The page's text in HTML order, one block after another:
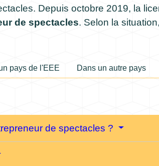
Depuis octobre 2019, la
de spectacles. Selon la
pays de l'EEE Dans un autre pays
de spectacles ?